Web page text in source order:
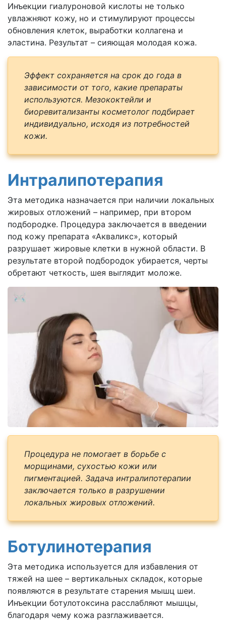
Инъекции гиалуроновой кислоты не только
увлажняют кожу, но и стимулируют процессы
обновления клеток, выработки коллагена и
эластина. Результат – сияющая молодая кожа.
Эффект сохраняется на срок до года в
зависимости от того, какие препараты
используются. Мезококтейли и
биоревитализанты косметолог подбирает
индивидуально, исходя из потребностей
кожи.
Интралипотерапия
Эта методика назначается при наличии локальных
жировых отложений – например, при втором
подбородке. Процедура заключается в введении
под кожу препарата «Акваликс», который
разрушает жировые клетки в нужной области. В
результате второй подбородок убирается, черты
обретают четкость, шея выглядит моложе.
Процедура не помогает в борьбе с
морщинами, сухостью кожи или
пигментацией. Задача интралипотерапии
заключается только в разрушении
локальных жировых отложений.
Ботулинотерапия
Эта методика используется для избавления от
тяжей на шее – вертикальных складок, которые
появляются в результате старения мышц шеи.
Инъекции ботулотоксина расслабляют мышцы,
благодаря чему кожа разглаживается.